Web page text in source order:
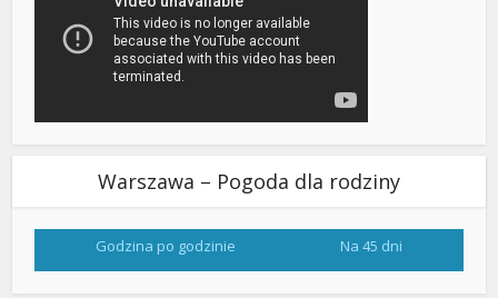
Warszawa – Pogoda dla rodziny
Godzina po godzinie Na 45 dni